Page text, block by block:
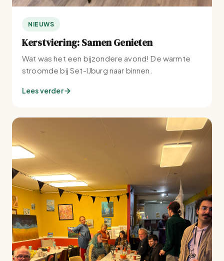
NIEUWS
Kerstviering: Samen Genieten
Wat was het een bijzondere avond! De warmte
stroomde bij Set-IJburg naar binnen.
Lees verder